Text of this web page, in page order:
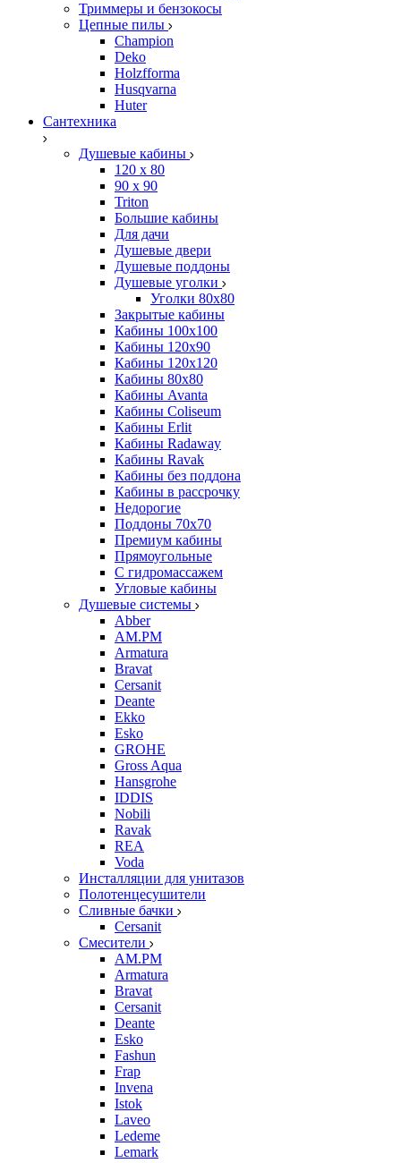
Триммеры и бензокосы
Цепные пилы
Champion
Deko
Holzfforma
Husqvarna
Huter
Сантехника
Душевые кабины
120 x 80
90 х 90
Triton
Большие кабины
Для дачи
Душевые двери
Душевые поддоны
Душевые уголки
Уголки 80х80
Закрытые кабины
Кабины 100x100
Кабины 120x90
Кабины 120х120
Кабины 80х80
Кабины Avanta
Кабины Coliseum
Кабины Erlit
Кабины Radaway
Кабины Ravak
Кабины без поддона
Кабины в рассрочку
Недорогие
Поддоны 70x70
Премиум кабины
Прямоугольные
С гидромассажем
Угловые кабины
Душевые системы
Abber
AM.PM
Armatura
Bravat
Cersanit
Deante
Ekko
Esko
GROHE
Gross Aqua
Hansgrohe
IDDIS
Nobili
Ravak
REA
Voda
Инсталляции для унитазов
Полотенцесушители
Сливные бачки
Cersanit
Смесители
AM.PM
Armatura
Bravat
Cersanit
Deante
Esko
Fashun
Frap
Invena
Istok
Laveo
Ledeme
Lemark